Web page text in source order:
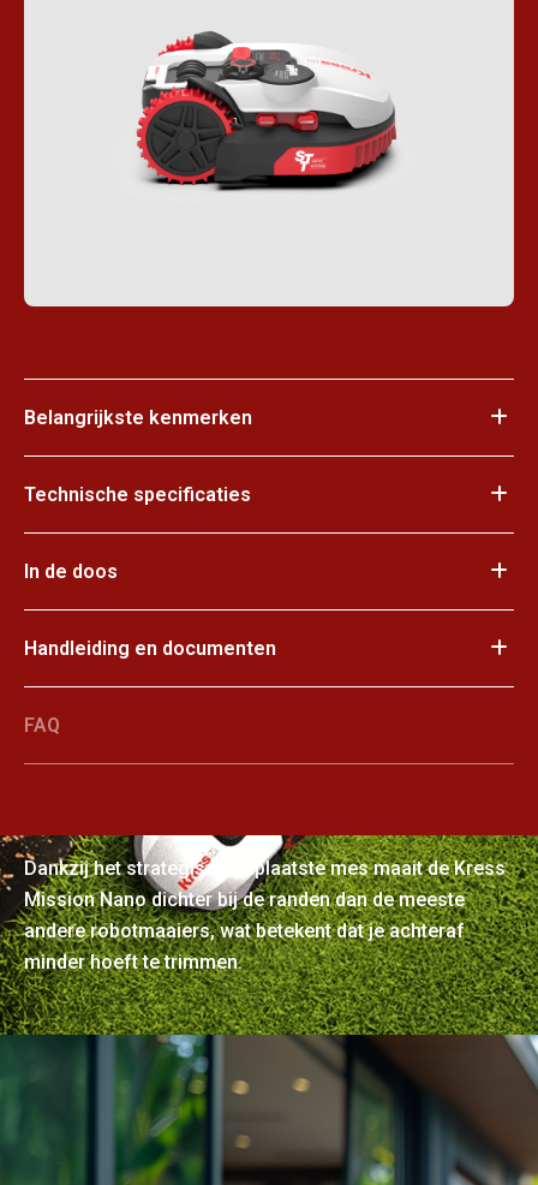
Belangrijkste kenmerken
Technische specificaties
In de doos
Handleiding en documenten
FAQ
Dankzij het strategisch geplaatste mes maait de Kress
Mission Nano dichter bij de randen dan de meeste
andere robotmaaiers, wat betekent dat je achteraf
minder hoeft te trimmen.